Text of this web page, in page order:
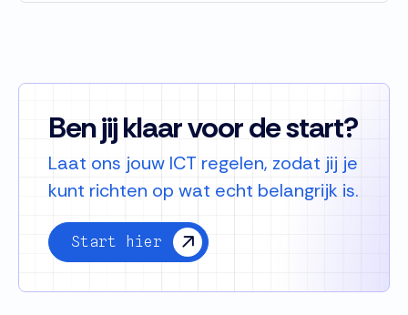
Ben jij klaar voor de start?
Laat ons jouw ICT regelen, zodat jij je
kunt richten op wat echt belangrijk is.
Start hier